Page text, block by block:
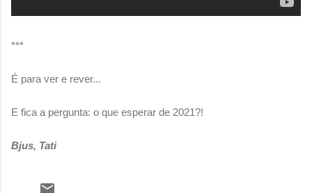
***
É para ver e rever...
E fica a pergunta: o que esperar de 2021?!
Bjus, Tati